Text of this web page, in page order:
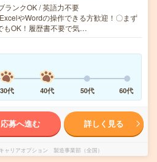
ランクOK / 英語力不要
やWordの操作できる方歓迎！〇まず
もOK！履歴書不要で気…
30代 40代 50代 60代
応募へ進む 詳しく見る
ャリアオプション 製造事業部（全国）